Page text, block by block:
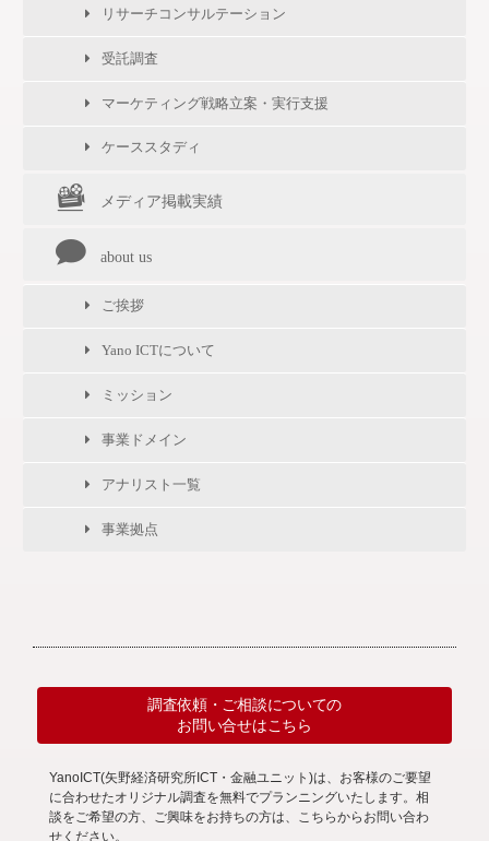
リサーチコンサルテーション
受託調査
マーケティング戦略立案・実行支援
ケーススタディ
メディア掲載実績
about us
ご挨拶
Yano ICTについて
ミッション
事業ドメイン
アナリスト一覧
事業拠点
調査依頼・ご相談についての
お問い合せはこちら
YanoICT(矢野経済研究所ICT・金融ユニット)は、お客様のご要望
に合わせたオリジナル調査を無料でプランニングいたします。相
談をご希望の方、ご興味をお持ちの方は、こちらからお問い合わ
せください。